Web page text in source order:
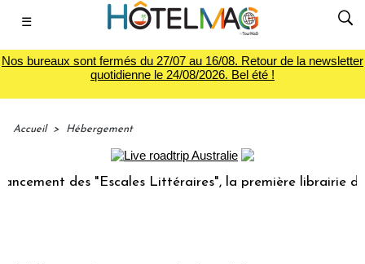
☰
Nos bureaux sont fermés du 27/07 au 16/08. Retour de la newsletter
quotidienne le 24/08/2026. Bel été !
Accueil > Hébergement
des "Escales Littéraires", la première librairie du